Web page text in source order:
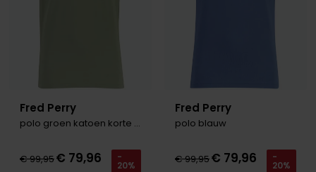
Polo Ralph Lauren
Portofino
R2
Fred Perry
polo groen katoen korte mouw
€ 99,95€ 79,96 -
20%
Fred Perry
polo blauw
€ 99,95€ 79,96 -
20%